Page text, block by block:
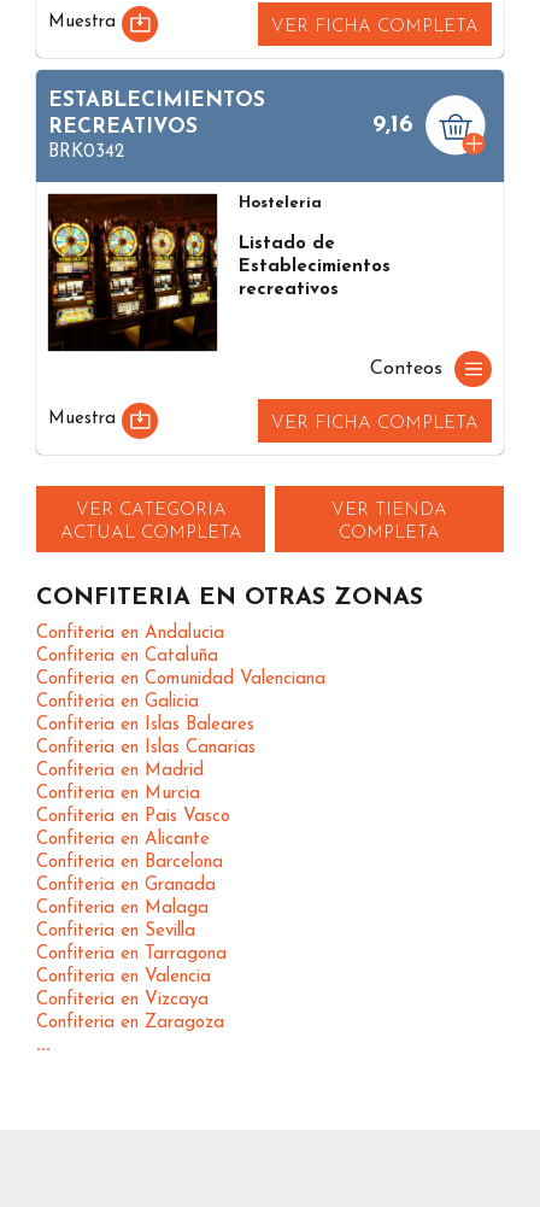
Muestra VER FICHA COMPLETA
ESTABLECIMIENTOS
RECREATIVOS
BRK0342
9,16
Hosteleria
Listado de
Establecimientos
recreativos
Conteos
Muestra VER FICHA COMPLETA
VER CATEGORIA
ACTUAL COMPLETA
VER TIENDA
COMPLETA
CONFITERIA EN OTRAS ZONAS
Confiteria en Andalucia
Confiteria en Cataluña
Confiteria en Comunidad Valenciana
Confiteria en Galicia
Confiteria en Islas Baleares
Confiteria en Islas Canarias
Confiteria en Madrid
Confiteria en Murcia
Confiteria en Pais Vasco
Confiteria en Alicante
Confiteria en Barcelona
Confiteria en Granada
Confiteria en Malaga
Confiteria en Sevilla
Confiteria en Tarragona
Confiteria en Valencia
Confiteria en Vizcaya
Confiteria en Zaragoza
...